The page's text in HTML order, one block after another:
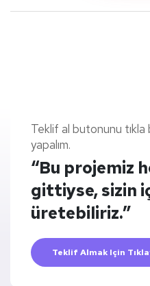
Teklif al butonunu tıkla
yapalım.
“Bu projemiz
gittiyse, sizin
üretebiliriz.”
Teklif Almak Için